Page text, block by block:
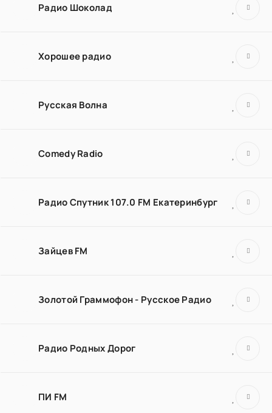
Радио Шоколад
Хорошее радио
Русская Волна
Comedy Radio
Радио Спутник 107.0 FM Екатеринбург
Зайцев FM
Золотой Граммофон - Русское Радио
Радио Родных Дорог
ПИ FM